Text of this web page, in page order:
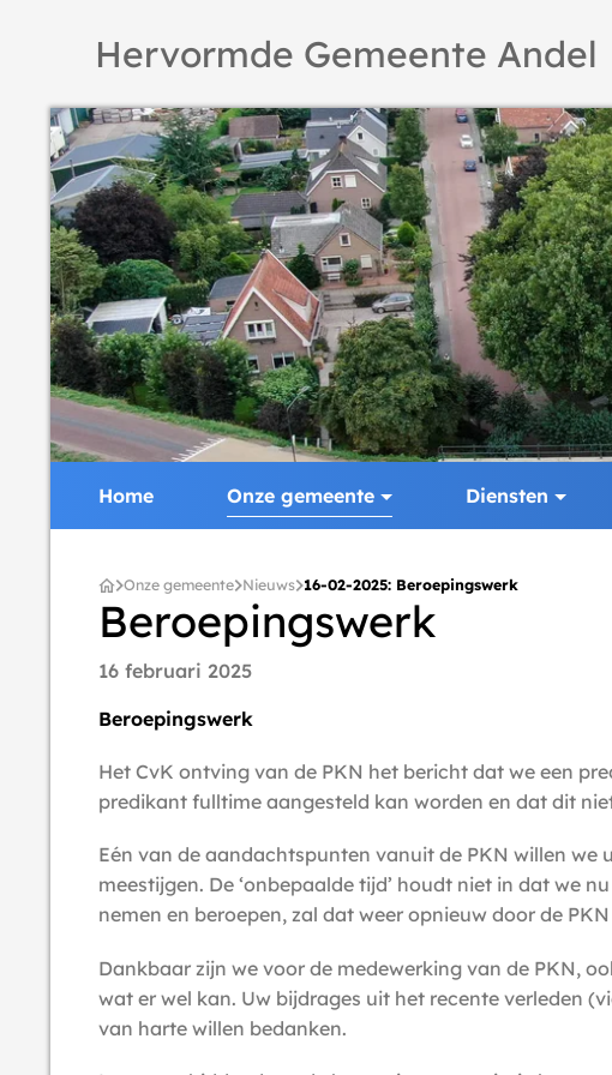
Hervormde Gemeente Andel
Home Onze gemeente Diensten
Onze gemeente Nieuws 16-02-2025: Beroepingswerk
Beroepingswerk
16 februari 2025
Beroepingswerk
Het CvK ontving van de PKN het bericht dat we een
predikant fulltime aangesteld kan worden en dat dit
Eén van de aandachtspunten vanuit de PKN willen
meestijgen. De ‘onbepaalde tijd’ houdt niet in dat we
nemen en beroepen, zal dat weer opnieuw door de
Dankbaar zijn we voor de medewerking van de PKN,
wat er wel kan. Uw bijdrages uit het recente verleden
van harte willen bedanken.